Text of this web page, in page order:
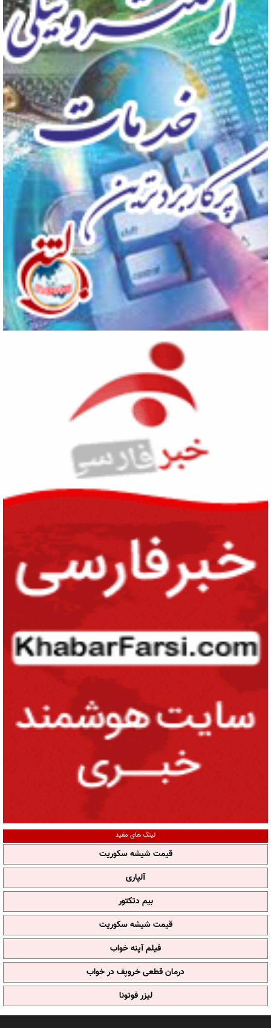
لینک های مفید
قیمت شیشه سکوریت
آلپاری
بیم دتکتور
قیمت شیشه سکوریت
فیلم آپنه خواب
درمان قطعی خروپف در خواب
لیزر فوتونا